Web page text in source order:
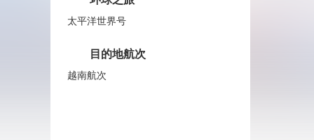
太平洋世界号
目的地航次
越南航次